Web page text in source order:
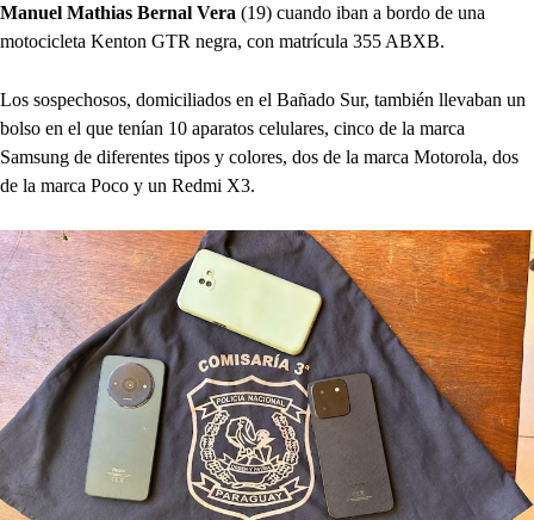
Manuel Mathias Bernal Vera (19) cuando iban a bordo de una
motocicleta Kenton GTR negra, con matrícula 355 ABXB.
Los sospechosos, domiciliados en el Bañado Sur, también llevaban un
bolso en el que tenían 10 aparatos celulares, cinco de la marca
Samsung de diferentes tipos y colores, dos de la marca Motorola, dos
de la marca Poco y un Redmi X3.